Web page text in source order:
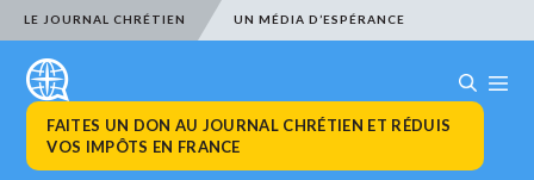
LE JOURNAL CHRÉTIEN UN MÉDIA D’ESPÉRANCE
FAITES UN DON AU JOURNAL CHRÉTIEN ET RÉDUIS
VOS IMPÔTS EN FRANCE